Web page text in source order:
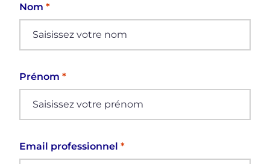
Nom
Prénom
Email professionnel